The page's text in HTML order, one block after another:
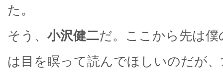
た。
そう、 小沢健二だ。ここから先は
は目を瞑って読んでほしいのだが